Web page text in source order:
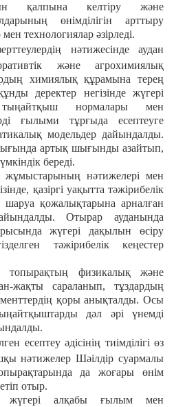
қалпына келтіру және
өнімділігін арттыру
технологиялар әзірледі.
нәтижесінде аудан
және агрохимиялық
химиялық құрамына терең
деректер негізінде жүгері
нормалары мен
ғылыми тұрғыда есептеуге
модельдер дайындалды.
артық шығынды азайтып,
береді.
жұмыстарының нәтижелері мен
қазіргі уақытта тәжірибелік
шаруа қожалықтарына арналған
Отырар ауданында
жүгері дақылын өсіру
тәжірибелік кеңестер
топырақтың физикалық және
жақты сараланып, тұздардың
қоры анықталды. Осы
дәл әрі үнемді
есептеу әдісінің тиімділігі өз
нәтижелер Шәілдір суармалы
да жоғары өнім
отыр.
жүгері алқабы ғылым мен